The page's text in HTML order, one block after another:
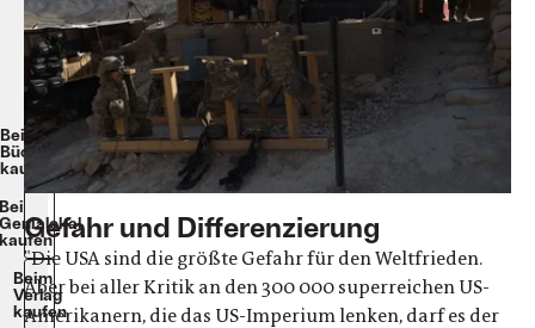
2020400
Seiten.
Gebunden.25,00
€eBook:
19,99
€Format:
EPUB
Bei
Bücher.de
kaufen
Beim
Verlag
kaufen
Gefahr und Differenzierung
"Die USA sind die größte Gefahr für den Weltfrieden.
Aber bei aller Kritik an den 300 000 superreichen US-
Amerikanern, die das US-Imperium lenken, darf es der